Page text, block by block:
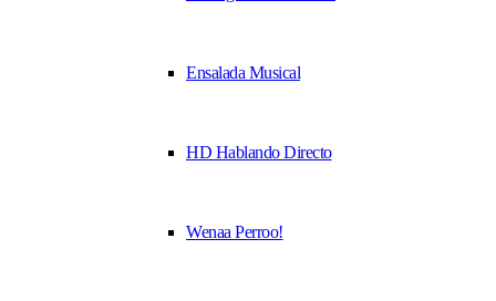
Ensalada Musical
HD Hablando Directo
Wenaa Perroo!